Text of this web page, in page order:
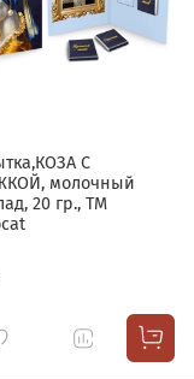
С
молочный
20 гр., TM